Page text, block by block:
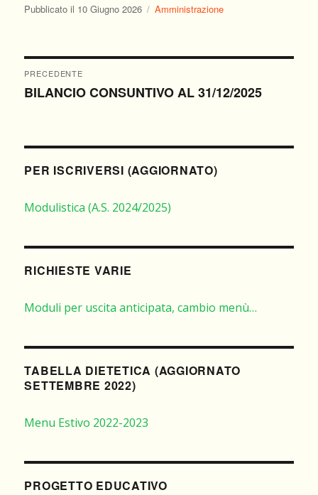
Pubblicato il Pubblicato
10 Giugno 2026 Categorie
Amministrazione
Navigazione
articoli
PRECEDENTE
Articolo
BILANCIO CONSUNTIVO AL 31/12/2025
PER ISCRIVERSI (AGGIORNATO)
Modulistica (A.S. 2024/2025)
RICHIESTE VARIE
Moduli per uscita anticipata, cambio menù…
TABELLA DIETETICA (AGGIORNATO
SETTEMBRE 2022)
Menu Estivo 2022-2023
PROGETTO EDUCATIVO